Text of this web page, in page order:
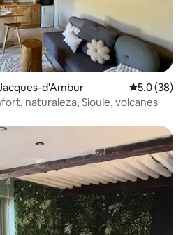
d'Ambur Calificación
5.0 (38)
naturaleza, Sioule, volcanes